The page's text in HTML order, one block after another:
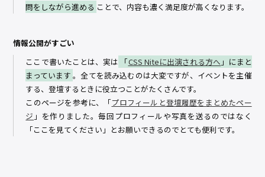
問をしながら進める ことで、内容も濃く満足度が高くなります。
情報公開がすごい
ここで書いたことは、実は
「CSS Niteに出演される方へ 」にまと
まっています 。全てを読み込むのは大変ですが、イベントを主催
する、登壇するときに役立つことがたくさんです。
このページを参考に、「プロフィールと登壇履歴をまとめたペー
ジ 」を作りました。毎回プロフィールや写真を送るのではなく
「ここを見てください」とお願いできるのでとても便利です。